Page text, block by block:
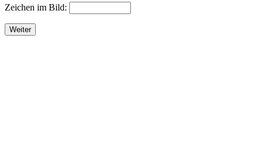
Zeichen im Bild:
Weiter